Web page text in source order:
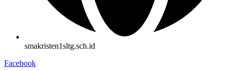
smakristen1sltg.sch.id
Facebook